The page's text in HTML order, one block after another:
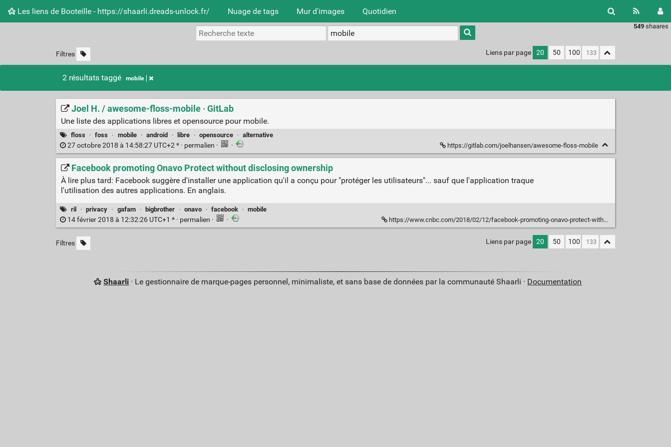
Les liens de Booteille - https://shaarli.dreads-unlock.fr/ Nuage de tags Mur d'images Quotidien
549 shaares
Type 1 or
more
characters
results.
Filtres Liens par page 20 50 100
2 résultats taggé mobile
Joel H. / awesome-floss-mobile · GitLab
Une liste des applications libres et opensource pour mobile.
floss · foss · mobile · android · libre · opensource · alternative
27 octobre 2018 à 14:58:27 UTC+2 * · permalien · · https://gitlab.com/joelhansen/awesome-floss-mobile
Facebook promoting Onavo Protect without disclosing ownership
À lire plus tard: Facebook suggère d'installer une application qu'il a conçu pour "protéger les utilisateurs"... sauf que l'application traque
l'utilisation des autres applications. En anglais.
ril · privacy · gafam · bigbrother · onavo · facebook · mobile
14 février 2018 à 12:32:26 UTC+1 * · permalien · · https://www.cnbc.com/2018/02/12/facebook-promoting-onavo-protect-without-disclosing-ownership.html
Filtres Liens par page 20 50 100
Shaarli · Le gestionnaire de marque-pages personnel, minimaliste, et sans base de données par la communauté Shaarli · Documentation